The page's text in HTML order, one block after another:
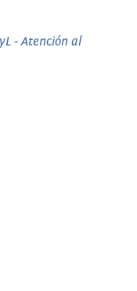
- Atención al